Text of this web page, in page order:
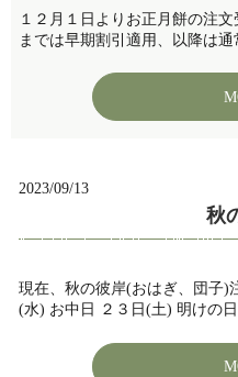
１２月１日よりお正月餅の注
までは早期割引適用、以降は
2023/09/13
秋
現在、秋の彼岸(おはぎ、団子)
(水) お中日 ２３日(土) 明けの